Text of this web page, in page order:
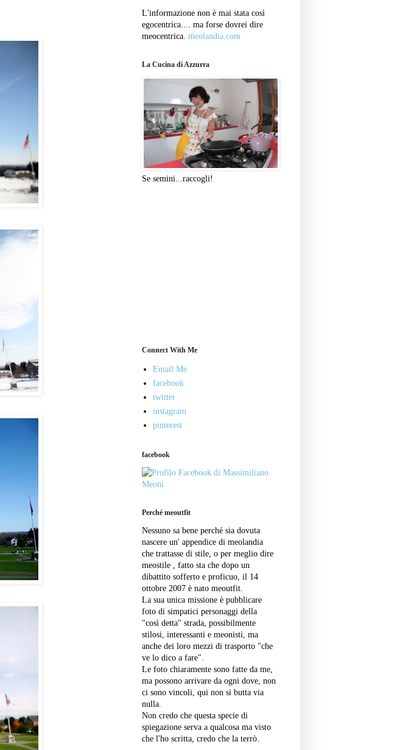
L'informazione non è mai stata così
egocentrica.... ma forse dovrei dire
meocentrica. meolandia.com
La Cucina di Azzurra
Se semini...raccogli!
Connect With Me
Email Me
facebook
twitter
instagram
pinterest
facebook
Perché meoutfit
Nessuno sa bene perché sia dovuta
nascere un' appendice di meolandia
che trattasse di stile, o per meglio dire
meostile , fatto sta che dopo un
dibattito sofferto e proficuo, il 14
ottobre 2007 è nato meoutfit.
La sua unica missione è pubblicare
foto di simpatici personaggi della
"così detta" strada, possibilmente
stilosi, interessanti e meonisti, ma
anche dei loro mezzi di trasporto "che
ve lo dico a fare".
Le foto chiaramente sono fatte da me,
ma possono arrivare da ogni dove, non
ci sono vincoli, qui non si butta via
nulla.
Non credo che questa specie di
spiegazione serva a qualcosa ma visto
che l'ho scritta, credo che la terrò.